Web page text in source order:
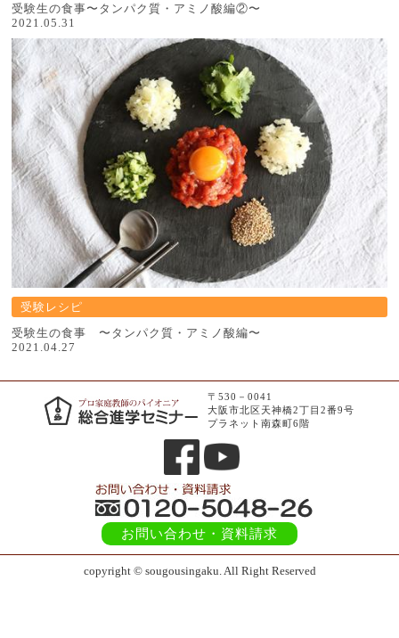
受験生の食事〜タンパク質・アミノ酸編②〜
2021.05.31
受験レシピ
受験生の食事 〜タンパク質・アミノ酸編〜
2021.04.27
〒530－0041
大阪市北区天神橋2丁目2番9号
プラネット南森町6階
お問い合わせ ・資料請求
copyright © sougousingaku. All Right Reserved